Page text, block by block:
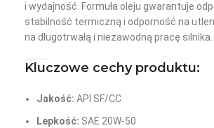
i wydajność. Formuła oleju gwarantuje
stabilność termiczną i odporność na
na długotrwałą i niezawodną pracę silnika.
Kluczowe cechy produktu:
Jakość: API SF/CC
Lepkość: SAE 20W-50